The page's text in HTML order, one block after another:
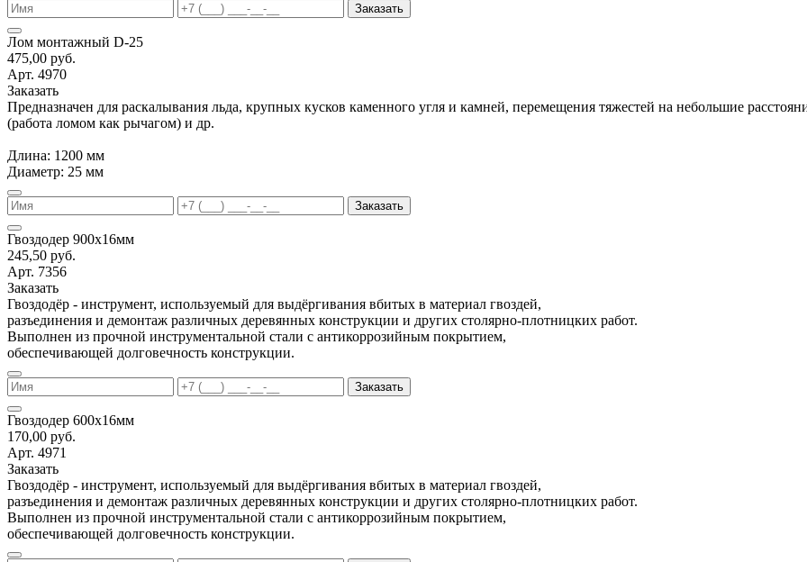
Заказать
Лом монтажный D-25
475,00 руб.
Арт. 4970
Заказать
Предназначен для раскалывания льда, крупных кусков каменного угля и камней, перемещения тяжестей на небольшие
(работа ломом как рычагом) и др.
Длина: 1200 мм
Диаметр: 25 мм
Заказать
Гвоздодер 900х16мм
245,50 руб.
Арт. 7356
Заказать
Гвоздодёр - инструмент, используемый для выдёргивания вбитых в материал гвоздей,
разъединения и демонтаж различных деревянных конструкции и других столярно-плотницких работ.
Выполнен из прочной инструментальной стали с антикоррозийным покрытием,
обеспечивающей долговечность конструкции.
Заказать
Гвоздодер 600х16мм
170,00 руб.
Арт. 4971
Заказать
Гвоздодёр - инструмент, используемый для выдёргивания вбитых в материал гвоздей,
разъединения и демонтаж различных деревянных конструкции и других столярно-плотницких работ.
Выполнен из прочной инструментальной стали с антикоррозийным покрытием,
обеспечивающей долговечность конструкции.